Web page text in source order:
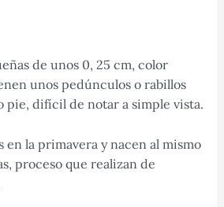
de unos 0, 25 cm, color
unos pedúnculos o rabillos
pie, difícil de notar a simple vista.
en la primavera y nacen al mismo
proceso que realizan de